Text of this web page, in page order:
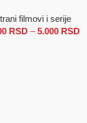
do 5.000 RSD
filmovi i serije
RSD – 5.000 RSD